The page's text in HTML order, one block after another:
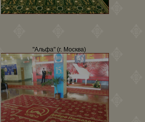
"Альфа" (г. Москва)